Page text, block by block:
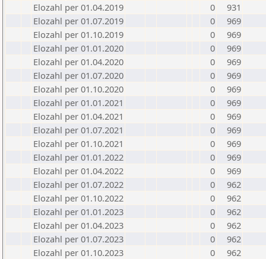
Elozahl per 01.04.2019
0
931
Elozahl per 01.07.2019
0
969
Elozahl per 01.10.2019
0
969
Elozahl per 01.01.2020
0
969
Elozahl per 01.04.2020
0
969
Elozahl per 01.07.2020
0
969
Elozahl per 01.10.2020
0
969
Elozahl per 01.01.2021
0
969
Elozahl per 01.04.2021
0
969
Elozahl per 01.07.2021
0
969
Elozahl per 01.10.2021
0
969
Elozahl per 01.01.2022
0
969
Elozahl per 01.04.2022
0
969
Elozahl per 01.07.2022
0
962
Elozahl per 01.10.2022
0
962
Elozahl per 01.01.2023
0
962
Elozahl per 01.04.2023
0
962
Elozahl per 01.07.2023
0
962
Elozahl per 01.10.2023
0
962